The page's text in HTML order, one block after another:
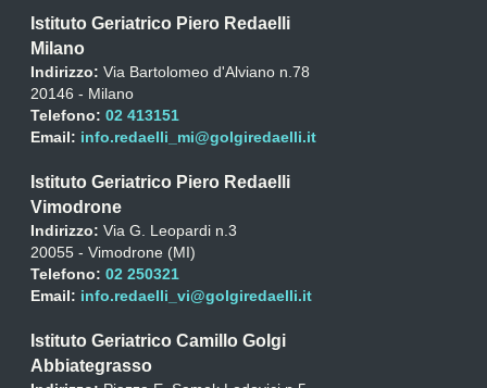
Istituto Geriatrico Piero Redaelli
Milano
Indirizzo: Via Bartolomeo d'Alviano n.78
20146 - Milano
Telefono: 02 413151
Email: info.redaelli_mi@golgiredaelli.it
Istituto Geriatrico Piero Redaelli
Vimodrone
Indirizzo: Via G. Leopardi n.3
20055 - Vimodrone (MI)
Telefono: 02 250321
Email: info.redaelli_vi@golgiredaelli.it
Istituto Geriatrico Camillo Golgi
Abbiategrasso